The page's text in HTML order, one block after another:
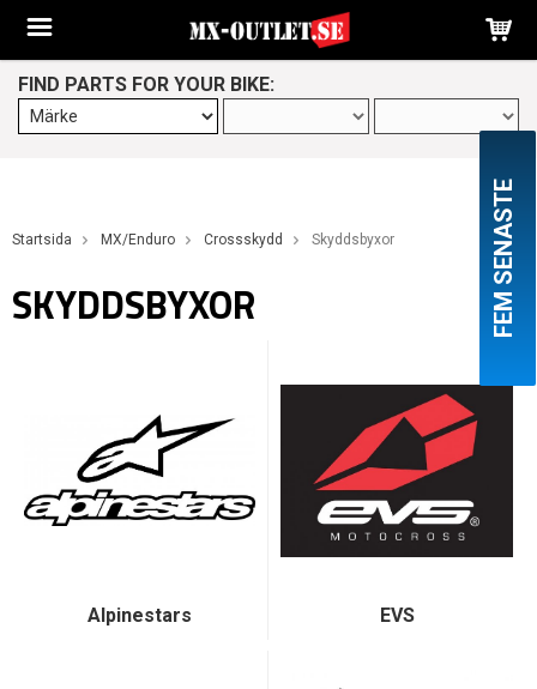
FIND PARTS FOR YOUR BIKE:
Startsida MX/Enduro Crossskydd Skyddsbyxor
SKYDDSBYXOR
Alpinestars EVS
FEM SENASTE